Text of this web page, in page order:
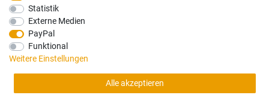
Wir bieten Ihnen viele Möglichkeiten einer sicheren Bezahlung.
Alle Preise in Euro und inkl. der gesetzlichen Mehrwertsteuer ggf. zzgl.
Versandkosten. Lieferung innerhalb Deutschlands. Änderungen und Irrtümer
Statistik
Externe Medien
PayPal
Funktional
Weitere Einstellungen
Alle akzeptieren